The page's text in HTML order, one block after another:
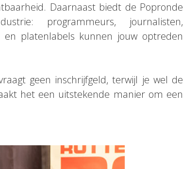
Daarnaast biedt de Popronde
programmeurs, journalisten,
en platenlabels kunnen jouw optreden
geen inschrijfgeld, terwijl je wel de
het een uitstekende manier om een